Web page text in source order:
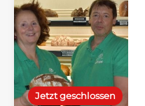
Jetzt geschlossen